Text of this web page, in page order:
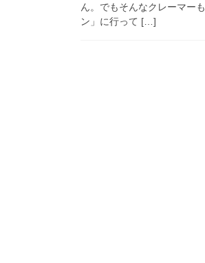
ん。でもそんなクレーマー
ン」に行って […]